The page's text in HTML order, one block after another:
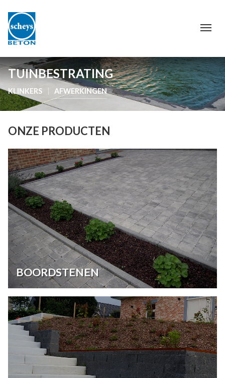
TUINBESTRATING
KLINKERS AFWERKINGEN
ONZE PRODUCTEN
BOORDSTENEN